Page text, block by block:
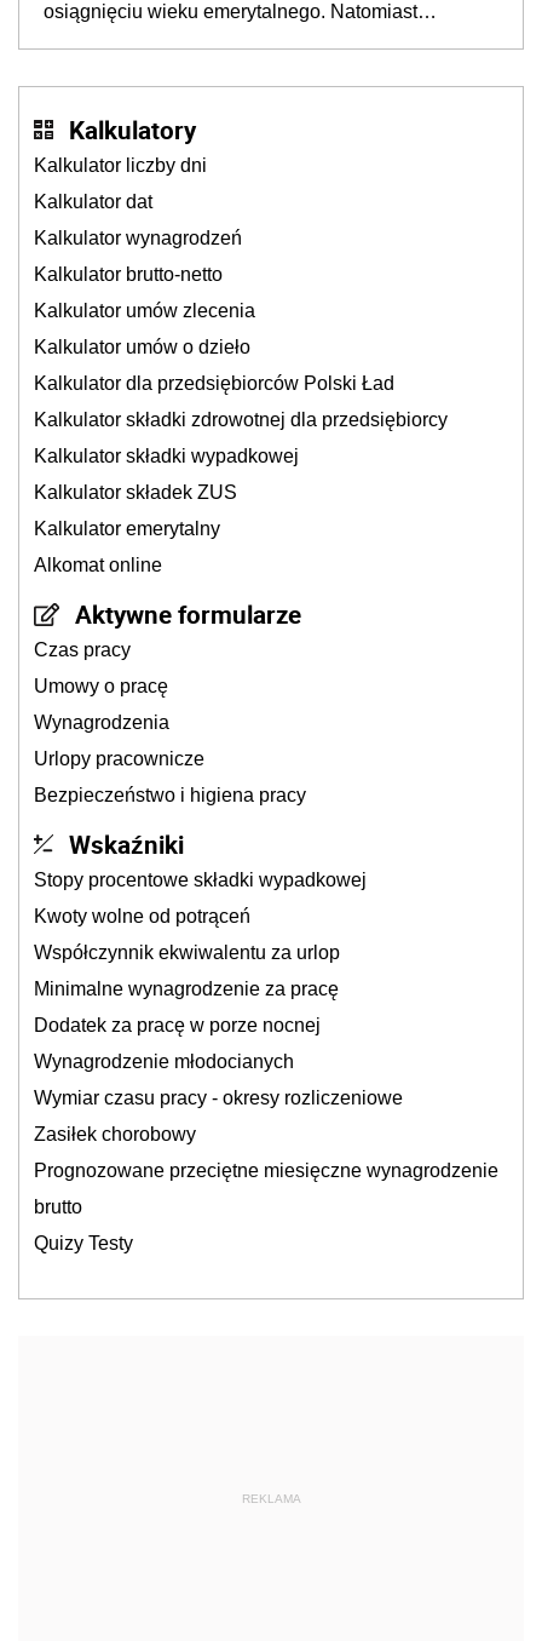
osiągnięciu wieku emerytalnego. Natomiast
gospodarki
Kalkulatory
Kalkulator liczby dni
Kalkulator dat
Kalkulator wynagrodzeń
Kalkulator brutto-netto
Kalkulator umów zlecenia
Kalkulator umów o dzieło
Kalkulator dla przedsiębiorców Polski Ład
Kalkulator składki zdrowotnej dla przedsiębiorcy
Kalkulator składki wypadkowej
Kalkulator składek ZUS
Kalkulator emerytalny
Alkomat online
Aktywne formularze
Czas pracy
Umowy o pracę
Wynagrodzenia
Urlopy pracownicze
Bezpieczeństwo i higiena pracy
Wskaźniki
Stopy procentowe składki wypadkowej
Kwoty wolne od potrąceń
Współczynnik ekwiwalentu za urlop
Minimalne wynagrodzenie za pracę
Dodatek za pracę w porze nocnej
Wynagrodzenie młodocianych
Wymiar czasu pracy - okresy rozliczeniowe
Zasiłek chorobowy
Prognozowane przeciętne miesięczne wynagrodzenie
brutto
Quizy Testy
REKLAMA